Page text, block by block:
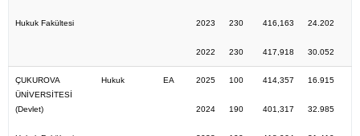
Hukuk Fakültesi 2023
2022
230
230
416,163
417,918
24.202
30.052
ÇUKUROVA
ÜNİVERSİTESİ
(Devlet)
Hukuk EA 2025
2024
100
190
414,357
401,317
16.915
32.985